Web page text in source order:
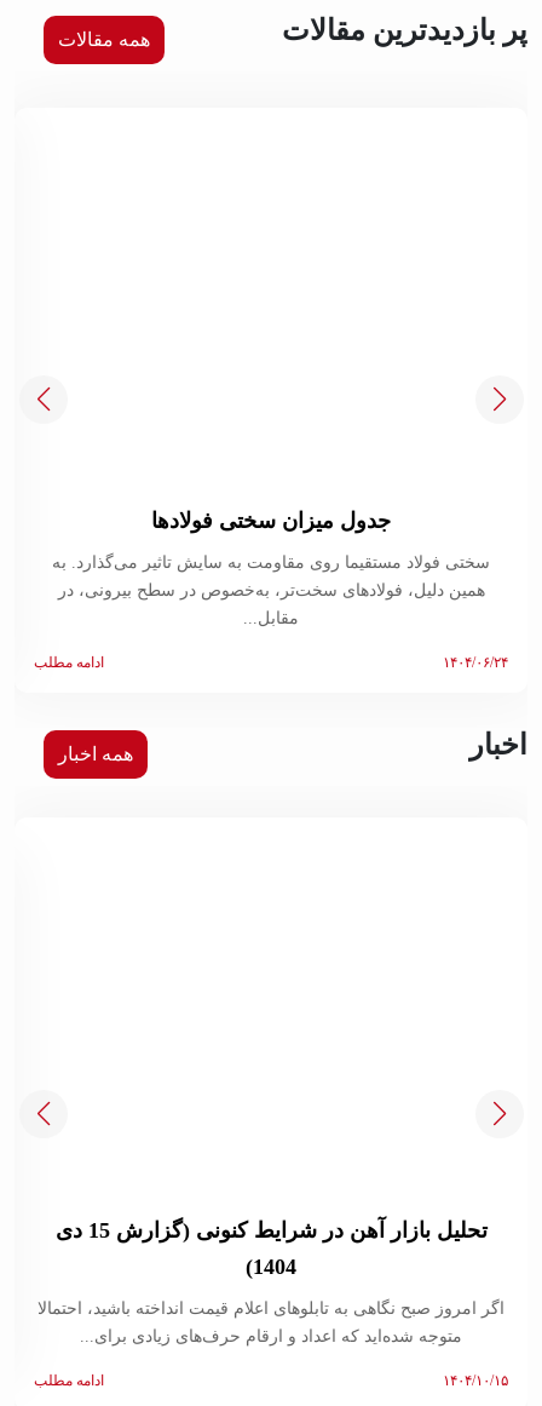
پر بازدیدترین مقالات همه مقالات
جدول میزان سختی فولادها
سختی فولاد مستقیما روی مقاومت به سایش تاثیر می‌گذارد. به
همین دلیل، فولادهای سخت‌تر، به‌خصوص در سطح بیرونی، در
مقابل...
۱۴۰۴/۰۶/۲۴ ادامه مطلب
اخبار همه اخبار
تحلیل بازار آهن در شرایط کنونی (گزارش 15 دی
1404)
اگر امروز صبح نگاهی به تابلوهای اعلام قیمت انداخته باشید، احتمالا
متوجه شده‌اید که اعداد و ارقام حرف‌های زیادی برای...
۱۴۰۴/۱۰/۱۵ ادامه مطلب